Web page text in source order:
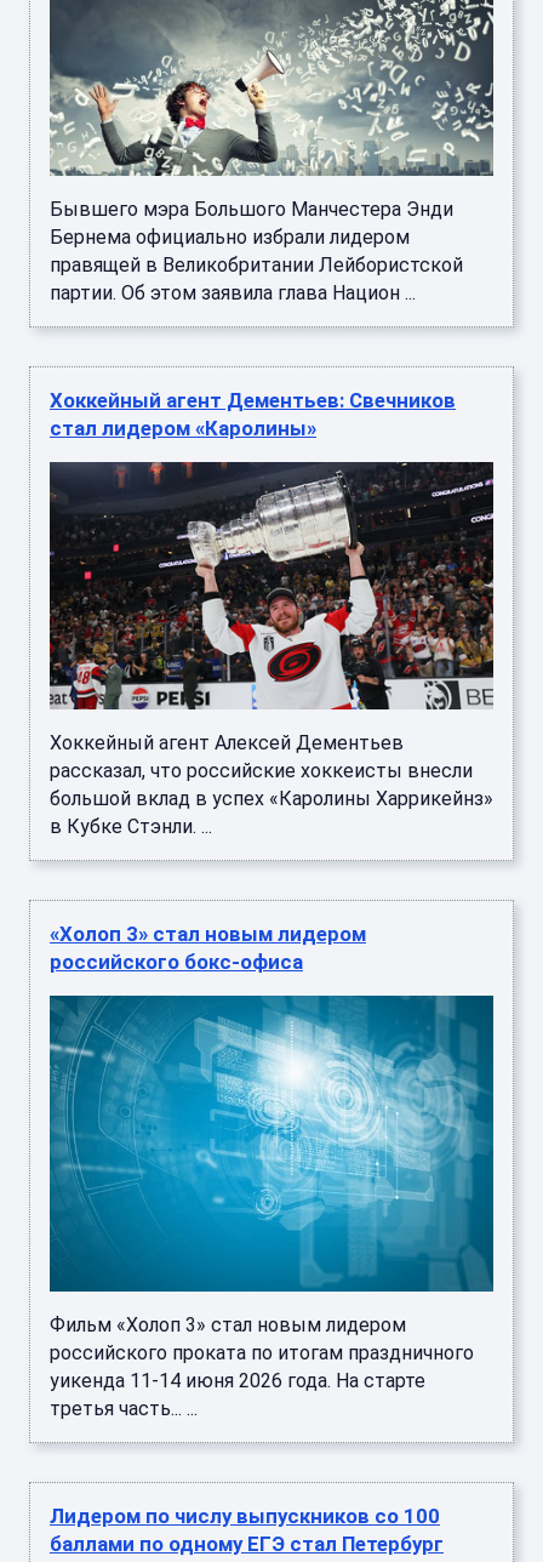
Бывшего мэра Большого Манчестера Энди
Бернема официально избрали лидером
правящей в Великобритании Лейбористской
партии. Об этом заявила глава Национ ...
Хоккейный агент Дементьев: Свечников
стал лидером «Каролины»
Хоккейный агент Алексей Дементьев
рассказал, что российские хоккеисты внесли
большой вклад в успех «Каролины Харрикейнз»
в Кубке Стэнли. ...
«Холоп 3» стал новым лидером
российского бокс-офиса
Фильм «Холоп 3» стал новым лидером
российского проката по итогам праздничного
уикенда 11-14 июня 2026 года. На старте
третья часть... ...
Лидером по числу выпускников со 100
баллами по одному ЕГЭ стал Петербург